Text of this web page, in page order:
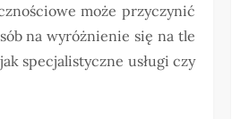
może przyczynić
na wyróżnienie się na tle
specjalistyczne usługi czy